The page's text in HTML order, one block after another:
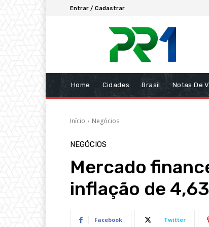
Entrar / Cadastrar
Home Cidades Brasil Notas De
Início Negócios
NEGÓCIOS
Mercado
inflação de
Facebook Twitter